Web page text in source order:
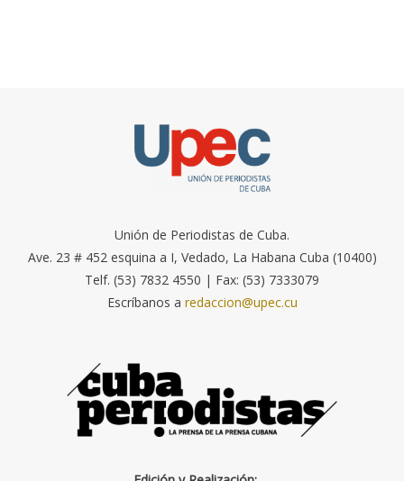
Unión de Periodistas de Cuba.
Ave. 23 # 452 esquina a I, Vedado, La Habana Cuba (10400)
Telf. (53) 7832 4550 | Fax: (53) 7333079
Escríbanos a redaccion@upec.cu